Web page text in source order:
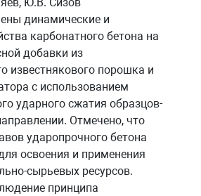
динамические и
карбонатного бетона на
добавки из
известнякового порошка и
с использованием
ударного сжатия образцов-
Отмечено, что
ударопрочного бетона
освоения и применения
сырьевых ресурсов.
принципа